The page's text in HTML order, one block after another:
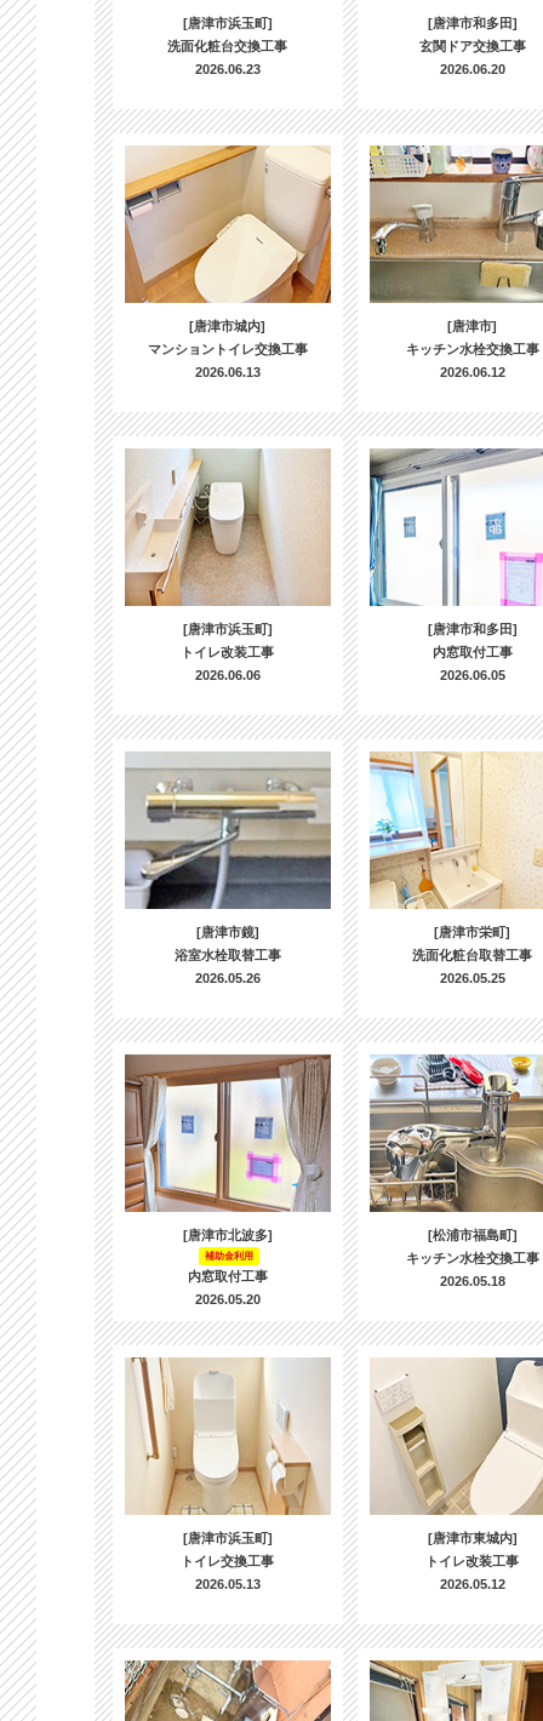
[唐津市浜玉町]
洗面化粧台交換工事
2026.06.23
[唐津市和多田]
玄関ドア交換工事
2026.06.20
[唐津市城内]
マンショントイレ交換工事
2026.06.13
[唐津市]
キッチン水栓交換工事
2026.06.12
[唐津市浜玉町]
トイレ改装工事
2026.06.06
[唐津市和多田]
内窓取付工事
2026.06.05
[唐津市鏡]
浴室水栓取替工事
2026.05.26
[唐津市栄町]
洗面化粧台取替工事
2026.05.25
[唐津市北波多]
補助金利用
内窓取付工事
2026.05.20
[松浦市福島町]
キッチン水栓交換工事
2026.05.18
[唐津市浜玉町]
トイレ交換工事
2026.05.13
[唐津市東城内]
トイレ改装工事
2026.05.12